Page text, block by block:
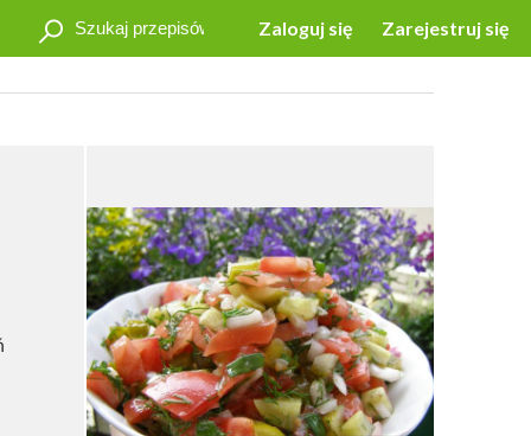
Zaloguj się Zarejestruj się